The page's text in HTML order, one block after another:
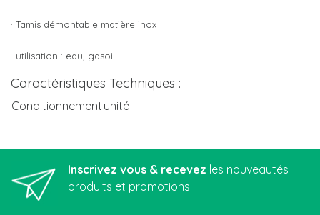
· Tamis démontable matière inox
· utilisation : eau, gasoil
Caractéristiques Techniques :
Conditionnement unité
Inscrivez vous & recevez les nouveautés
produits et promotions